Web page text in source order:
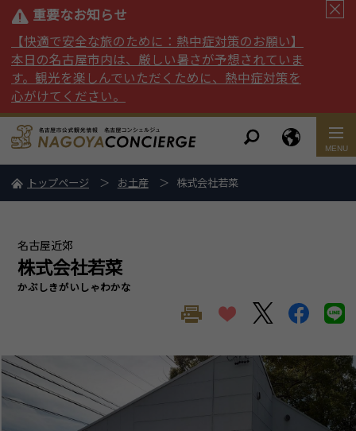
重要なお知らせ
【快適で安全な旅のために：熱中症対策のお願い】
本日の名古屋市内は、厳しい暑さが予想されていま
す。観光を楽しんでいただくために、熱中症対策を
心がけてください。
トップページ お土産 株式会社若菜
名古屋近郊
株式会社若菜
かぶしきがいしゃわかな